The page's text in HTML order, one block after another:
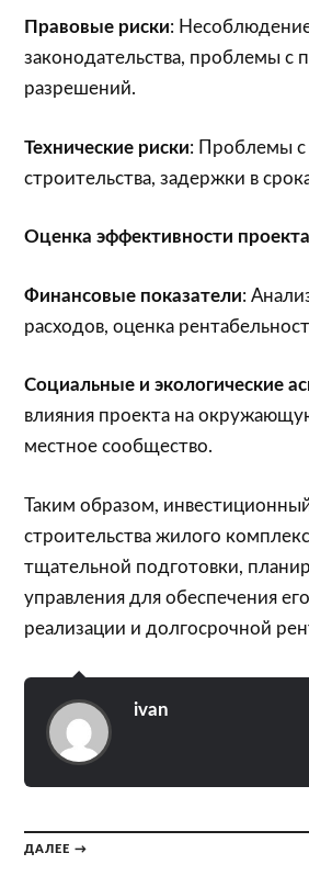
Правовые риски:
законодательства, проблемы с
разрешений.
Технические риски: Проблемы с
строительства, задержки в
Оценка эффективности проекта
Финансовые показатели:
расходов, оценка
Социальные и экологические
влияния проекта на
местное сообщество.
Таким образом,
строительства жилого
тщательной подготовки,
управления для обеспечения
реализации и долгосрочной
ivan
ДАЛЕЕ →